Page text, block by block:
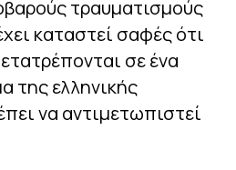
τραυματισμούς
καταστεί σαφές ότι
σε ένα
της ελληνικής
να αντιμετωπιστεί